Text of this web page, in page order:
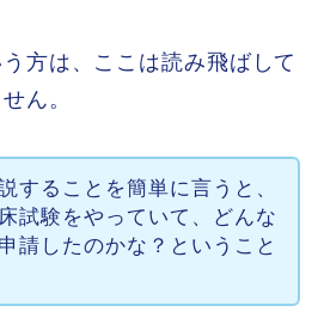
方は、ここは読み飛ばして
ん。
することを簡単に言うと、
試験をやっていて、どんな
請したのかな？ということ